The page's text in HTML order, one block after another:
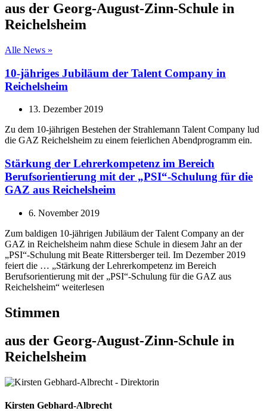
aus der Georg-August-Zinn-Schule in
Reichelsheim
Alle News »
10-jähriges Jubiläum der Talent Company in
Reichelsheim
13. Dezember 2019
Zu dem 10-jährigen Bestehen der Strahlemann Talent Company lud
die GAZ Reichelsheim zu einem feierlichen Abendprogramm ein.
Stärkung der Lehrerkompetenz im Bereich
Berufsorientierung mit der „PSI“-Schulung für die
GAZ aus Reichelsheim
6. November 2019
Zum baldigen 10-jährigen Jubiläum der Talent Company an der
GAZ in Reichelsheim nahm diese Schule in diesem Jahr an der
„PSI“-Schulung mit Beate Rittersberger teil. Im Dezember 2019
feiert die … „Stärkung der Lehrerkompetenz im Bereich
Berufsorientierung mit der „PSI“-Schulung für die GAZ aus
Reichelsheim“ weiterlesen
Stimmen
aus der Georg-August-Zinn-Schule in
Reichelsheim
Kirsten Gebhard-Albrecht